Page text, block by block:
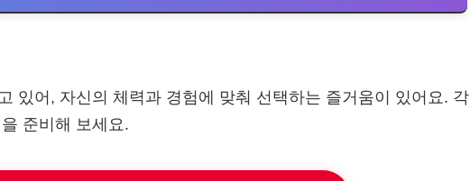
있어, 자신의 체력과 경험에 맞춰 선택하는 즐거움이 있어요. 각
준비해 보세요.